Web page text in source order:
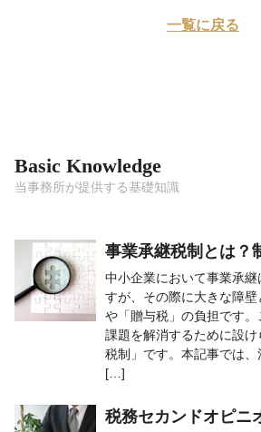
一覧に戻る
Basic Knowledge
当事務所が提供する基礎知識
事業承継税制とは？
中小企業において事業承
すが、その際に大きな障壁
や「贈与税」の負担です
課題を解消するために設
税制」です。本記事では
[…]
税務セカンドオピニ